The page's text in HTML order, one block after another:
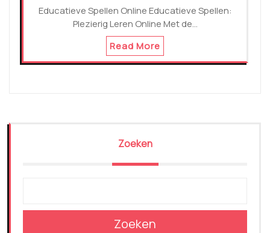
Educatieve Spellen Online Educatieve Spellen:
Plezierig Leren Online Met de…
Read More
Zoeken
Zoeken